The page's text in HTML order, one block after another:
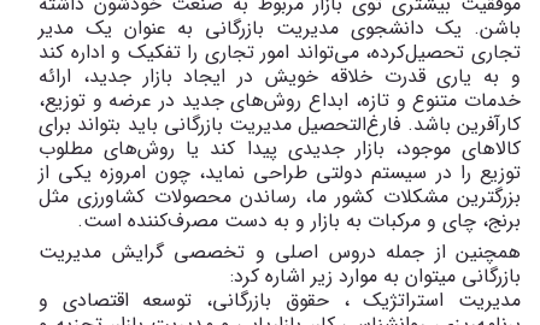
باشن. یک‌ دانشجوی‌ مدیریت‌ بازرگانی‌ به‌ عنوان‌ یک‌ مدیر
تجاری‌ تحصیل‌کرده‌، می‌تواند امور تجاری‌ را تفکیک‌ و اداره‌ کند
و به‌ یاری‌ قدرت‌ خلاقه‌ خویش‌ در ایجاد بازار جدید، ارائه‌
خدمات‌ متنوع‌ و تازه‌، ابداع‌ روش‌های‌ جدید در عرضه‌ و توزیع‌،
کارآفرین‌ باشد. فارغ‌التحصیل‌ مدیریت‌ بازرگانی‌ باید بتواند برای‌
کالاهای‌ موجود، بازار جدیدی‌ پیدا کند‌ یا روش‌های‌ مطلوب‌
توزیع‌ را در سیستم‌ دولتی‌ طراحی‌ نماید، چون‌ امروزه یکی‌ از
بزرگترین‌ مشکلات‌ کشور ما، رساندن‌ محصولات‌ کشاورزی‌ مثل‌
برنج‌، چای‌ و مرکبات‌ به‌ بازار و به‌ دست‌ مصرف‌کننده‌ است‌.
همچنین از جمله دروس‌ اصلی‌ و تخصصی‌ گرایش‌ مدیریت‌
بازرگانی‌ می­توان به موارد زیر اشاره کرد:
مدیریت‌ استراتژیک‌ ، حقوق‌ بازرگانی‌، توسعه‌ اقتصادی‌ و